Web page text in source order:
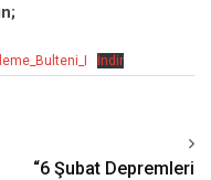
İndir
“6 Şubat Depremleri